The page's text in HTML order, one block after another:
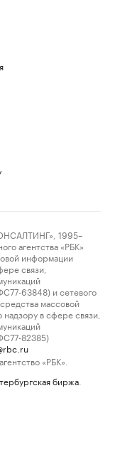
1995–
агентства «РБК»
информации
связи,
63848) и сетевого
массовой
в сфере связи,
82385)
«РБК».
биржа